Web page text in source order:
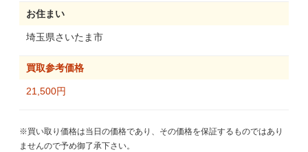
お住まい
埼玉県さいたま市
買取参考価格
21,500円
※買い取り価格は当日の価格であり、その価格を保証するものではあり
ませんので予め御了承下さい。